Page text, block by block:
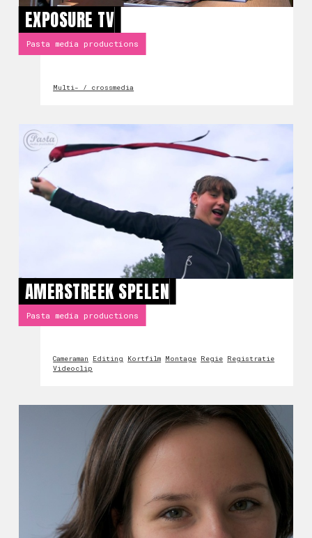
EXPOSURE TV
Pasta media productions
Multi- / crossmedia
AMERSTREEK SPELEN
Pasta media productions
Cameraman Editing Kortfilm Montage Regie Registratie
Videoclip